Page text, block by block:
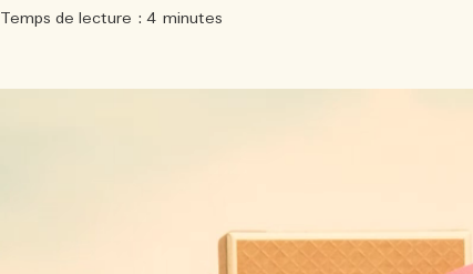
Temps de lecture : 4 minutes